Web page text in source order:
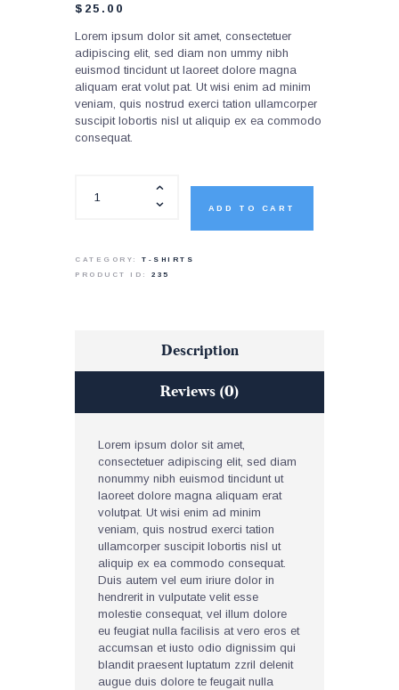
$ 25 . 00
Lorem ipsum dolor sit amet, consectetuer
adipiscing elit, sed diam non ummy nibh
euismod tincidunt ut laoreet dolore magna
aliquam erat volut pat. Ut wisi enim ad minim
veniam, quis nostrud exerci tation ullamcorper
suscipit lobortis nisl ut aliquip ex ea commodo
consequat.
ADD TO CART
CATEGORY: T-SHIRTS
PRODUCT ID: 235
Description
Reviews (0)
Lorem ipsum dolor sit amet,
consectetuer adipiscing elit, sed diam
nonummy nibh euismod tincidunt ut
laoreet dolore magna aliquam erat
volutpat. Ut wisi enim ad minim
veniam, quis nostrud exerci tation
ullamcorper suscipit lobortis nisl ut
aliquip ex ea commodo consequat.
Duis autem vel eum iriure dolor in
hendrerit in vulputate velit esse
molestie consequat, vel illum dolore
eu feugiat nulla facilisis at vero eros et
accumsan et iusto odio dignissim qui
blandit praesent luptatum zzril delenit
augue duis dolore te feugait nulla